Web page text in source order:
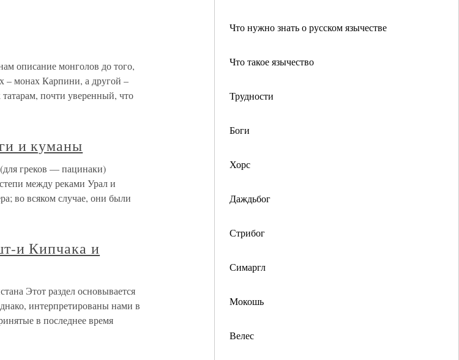
Что нужно знать о русском язычестве
Что такое язычество
Трудности
Боги
Хорс
Даждьбог
Стрибог
Симаргл
Мокошь
Велес
описание монголов до того,
– монах Карпини, а другой –
почти уверенный, что
и куманы
греков — пацинаки)
между реками Урал и
во всяком случае, они были
и Кипчака и
Этот раздел основывается
интерпретированы нами в
в последнее время